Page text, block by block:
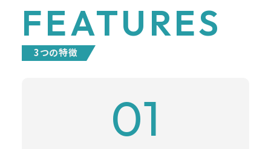
FEATURES
3つの特徴
01